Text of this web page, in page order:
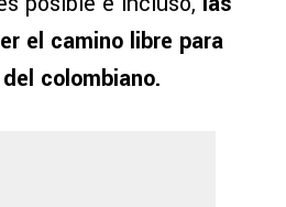
el camino libre para
colombiano.